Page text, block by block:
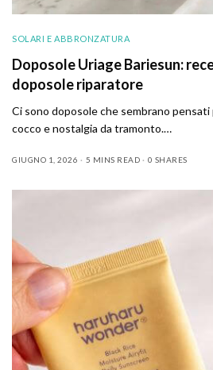
SOLARI E ABBRONZATURA
Doposole Uriage Bariesun:
doposole riparatore
Ci sono doposole che sembrano pensati
cocco e nostalgia da tramonto.…
GIUGNO 1, 2026 5 MINS READ 0 SHARES